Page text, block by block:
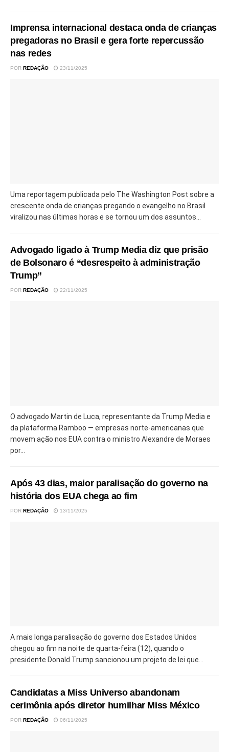
Imprensa internacional destaca onda de crianças
pregadoras no Brasil e gera forte repercussão
nas redes
POR REDAÇÃO 23/11/2025
Uma reportagem publicada pelo The Washington Post sobre a
crescente onda de crianças pregando o evangelho no Brasil
viralizou nas últimas horas e se tornou um dos assuntos...
Advogado ligado à Trump Media diz que prisão
de Bolsonaro é “desrespeito à administração
Trump”
POR REDAÇÃO 22/11/2025
O advogado Martin de Luca, representante da Trump Media e
da plataforma Ramboo — empresas norte-americanas que
movem ação nos EUA contra o ministro Alexandre de Moraes
por...
Após 43 dias, maior paralisação do governo na
história dos EUA chega ao fim
POR REDAÇÃO 13/11/2025
A mais longa paralisação do governo dos Estados Unidos
chegou ao fim na noite de quarta-feira (12), quando o
presidente Donald Trump sancionou um projeto de lei que...
Candidatas a Miss Universo abandonam
cerimônia após diretor humilhar Miss México
POR REDAÇÃO 06/11/2025